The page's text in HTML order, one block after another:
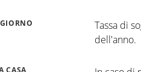
Tassa di
dell'anno.
CASA